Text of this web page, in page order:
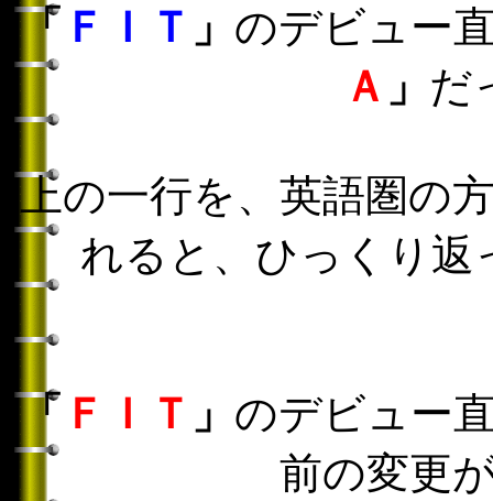
「 ＦＩＴ 」 のデビュー
Ａ 」 だ
上の一行を、英語圏の
れると、ひっくり返
「 ＦＩＴ 」 のデビュー
前の変更